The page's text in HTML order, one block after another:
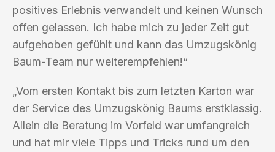
positives Erlebnis verwandelt und keinen Wunsch
offen gelassen. Ich habe mich zu jeder Zeit gut
aufgehoben gefühlt und kann das Umzugskönig
Baum-Team nur weiterempfehlen!“
„Vom ersten Kontakt bis zum letzten Karton war
der Service des Umzugskönig Baums erstklassig.
Allein die Beratung im Vorfeld war umfangreich
und hat mir viele Tipps und Tricks rund um den